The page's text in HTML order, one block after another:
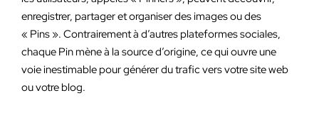
enregistrer, partager et organiser des images ou des
« Pins ». Contrairement à d’autres plateformes sociales,
chaque Pin mène à la source d’origine, ce qui ouvre une
voie inestimable pour générer du trafic vers votre site web
ou votre blog.